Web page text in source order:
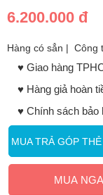
6.200.000 đ
Hàng có sẳn | Công
♥️ Giao hàng
♥️ Hàng giả hoàn
♥️ Chính sách bảo
MUA TRẢ GÓP
MUA